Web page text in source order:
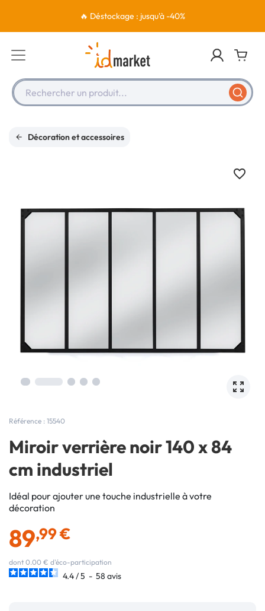
🔥 Déstockage : jusqu'à -40%
Rechercher un produit...
Décoration et accessoires
Référence : 15540
Miroir verrière noir 140 x 84
cm industriel
Idéal pour ajouter une touche industrielle à votre
décoration
89,99 €
dont 0.00 € d'éco-participation
4.4/5 - 58 avis
favorite_border